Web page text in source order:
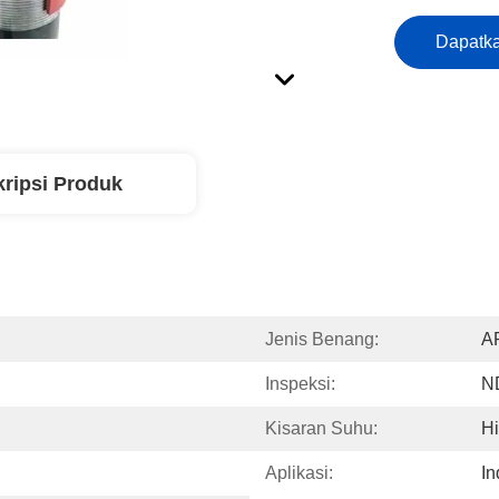
Produk
Jenis Benang:
Inspeksi:
Kisaran Suhu:
Aplikasi: